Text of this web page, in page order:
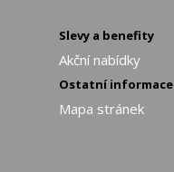
Slevy a benefity
Akční nabídky
Ostatní informace
Mapa stránek